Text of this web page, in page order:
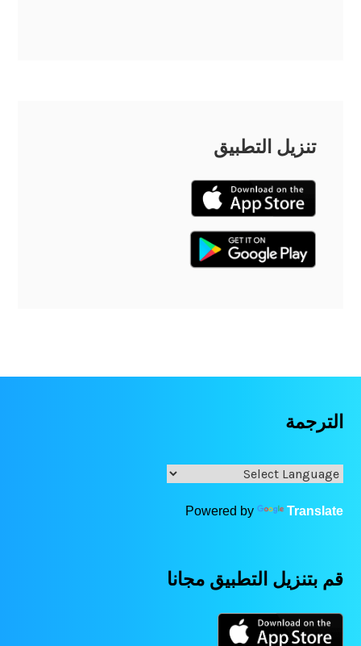
تنزيل التطبيق
الترجمة
Powered by Translate
قم بتنزيل التطبيق مجانا